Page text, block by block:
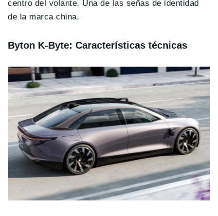
centro del volante. Una de las señas de identidad
de la marca china.
Byton K-Byte: Características técnicas